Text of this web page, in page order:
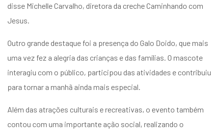
disse Michelle Carvalho, diretora da creche Caminhando com
Jesus.
Outro grande destaque foi a presença do Galo Doido, que mais
uma vez fez a alegria das crianças e das famílias. O mascote
interagiu com o público, participou das atividades e contribuiu
para tornar a manhã ainda mais especial.
Além das atrações culturais e recreativas, o evento também
contou com uma importante ação social, realizando o